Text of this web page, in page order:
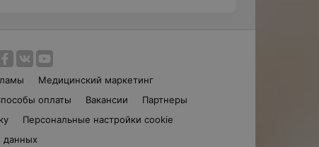
Медицинский маркетинг
оплаты Вакансии
Партнеры
Персональные настройки cookie
данных